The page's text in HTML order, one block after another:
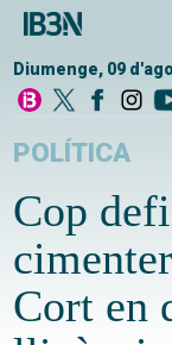
Diumenge, 09
POLÍTICA
Cop
Cort en